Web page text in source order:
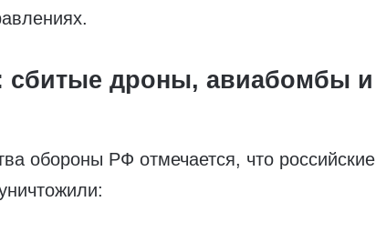
сбитые дроны, авиабомбы и
обороны РФ отмечается, что российские